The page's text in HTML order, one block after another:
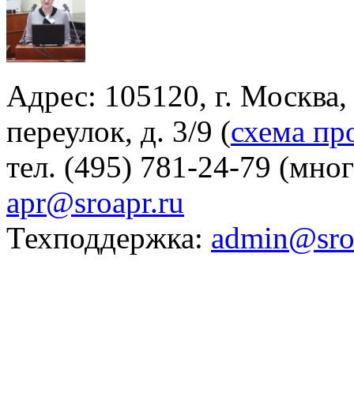
Адрес: 105120, г.
переулок, д. 3/9 (схема
тел. (495) 781-24-79
apr@sroapr.ru
Техподдержка: